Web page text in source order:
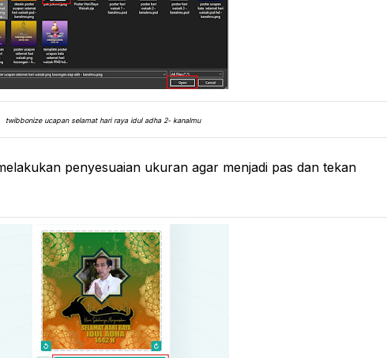
twibbonize ucapan selamat hari raya idul adha 2- kanalmu
penyesuaian ukuran agar menjadi pas dan tekan